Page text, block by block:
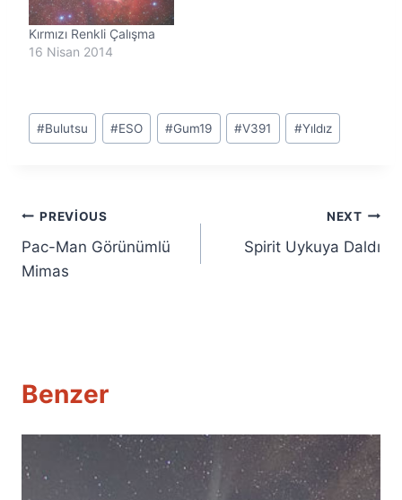
Kırmızı Renkli Çalışma
16 Nisan 2014
Post
Tags:
#Bulutsu #ESO #Gum19 #V391 #Yıldız
Yazı
gezinmesi
PREVIOUS
Pac-Man Görünümlü
Mimas
NEXT
Spirit Uykuya Daldı
Benzer